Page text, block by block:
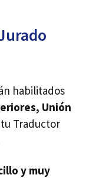
habilitados
Unión
tu Traductor
y muy